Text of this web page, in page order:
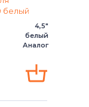
белый
4,5"
белый
Аналог